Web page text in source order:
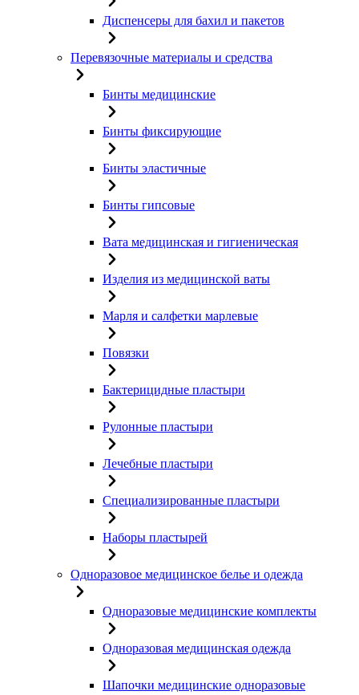
Диспенсеры для бахил и пакетов
Перевязочные материалы и средства
Бинты медицинские
Бинты фиксирующие
Бинты эластичные
Бинты гипсовые
Вата медицинская и гигиеническая
Изделия из медицинской ваты
Марля и салфетки марлевые
Повязки
Бактерицидные пластыри
Рулонные пластыри
Лечебные пластыри
Специализированные пластыри
Наборы пластырей
Одноразовое медицинское белье и одежда
Одноразовые медицинские комплекты
Одноразовая медицинская одежда
Шапочки медицинские одноразовые